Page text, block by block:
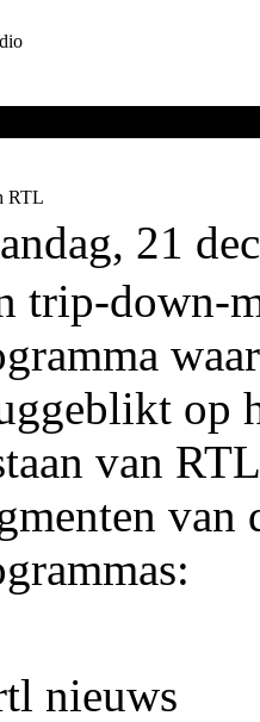
RTL
21
trip-down-
op
van
van
nieuws